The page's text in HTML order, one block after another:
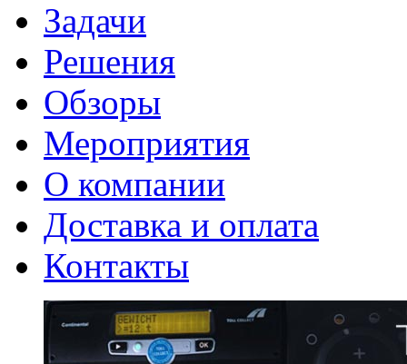
Задачи
Решения
Обзоры
Мероприятия
О компании
Доставка и оплата
Контакты